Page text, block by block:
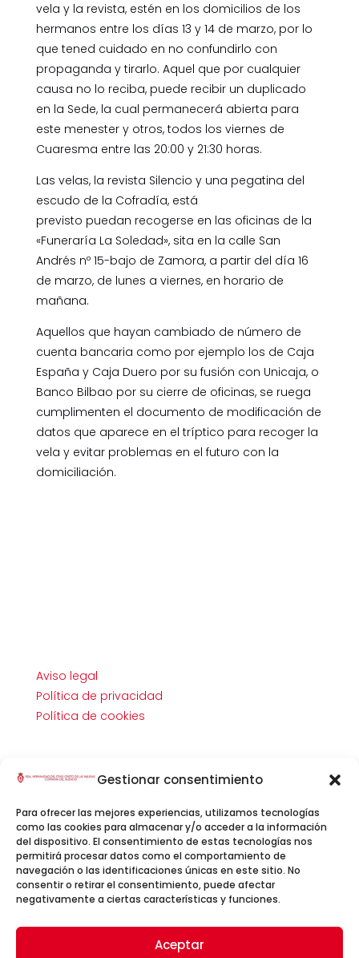
Gestionar consentimiento
Para ofrecer las mejores experiencias, utilizamos tecnologías
como las cookies para almacenar y/o acceder a la información
del dispositivo. El consentimiento de estas tecnologías nos
permitirá procesar datos como el comportamiento de
navegación o las identificaciones únicas en este sitio. No
consentir o retirar el consentimiento, puede afectar
negativamente a ciertas características y funciones.
Aceptar
vela y la revista, estén en los domicilios de los
hermanos entre los días 13 y 14 de marzo, por lo
que tened cuidado en no confundirlo con
propaganda y tirarlo. Aquel que por cualquier
causa no lo reciba, puede recibir un duplicado
en la Sede, la cual permanecerá abierta para
este menester y otros, todos los viernes de
Cuaresma entre las 20:00 y 21:30 horas.
Las velas, la revista Silencio y una pegatina del
escudo de la Cofradía, está
previsto puedan recogerse en las oficinas de la
«Funeraría La Soledad», sita en la calle San
Andrés nº 15-bajo de Zamora, a partir del día 16
de marzo, de lunes a viernes, en horario de
mañana.
Aquellos que hayan cambiado de número de
cuenta bancaria como por ejemplo los de Caja
España y Caja Duero por su fusión con Unicaja, o
Banco Bilbao por su cierre de oficinas, se ruega
cumplimenten el documento de modificación de
datos que aparece en el tríptico para recoger la
vela y evitar problemas en el futuro con la
domiciliación.
Aviso legal
Política de privacidad
Política de cookies